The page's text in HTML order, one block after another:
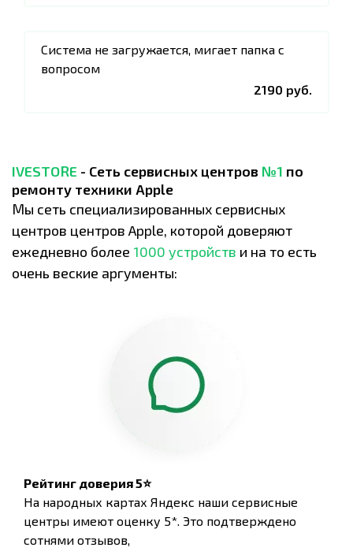
Система не загружается, мигает папка с
вопросом
2190 руб.
IVESTORE - Сеть сервисных центров №1 по
ремонту техники Apple
Мы сеть специализированных сервисных
центров центров Apple, которой доверяют
ежедневно более 1000 устройств и на то есть
очень веские аргументы:
Рейтинг доверия 5⭐
На народных картах Яндекс наши сервисные
центры имеют оценку 5*. Это подтверждено
сотнями отзывов,